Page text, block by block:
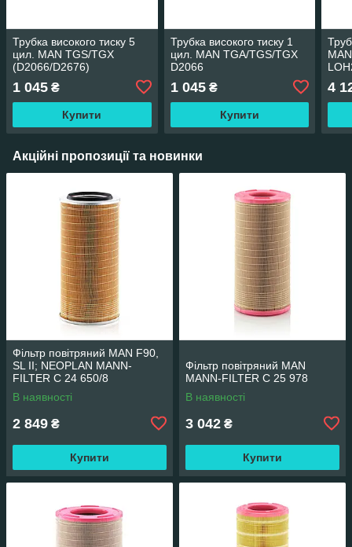
Трубка високого тиску 5
цил. MAN TGS/TGX
(D2066/D2676)
1 045 ₴
Купити
Трубка високого тиску 1
цил. MAN TGA/TGS/TGX
D2066
1 045₴
Купити
4
Акційні пропозиції та новинки
Фільтр повітряний MAN F90,
SL II; NEOPLAN MANN-
FILTER C 24 650/8
В наявності
2 849 ₴
Купити
Фільтр повітряний MAN
MANN-FILTER C 25 978
В наявності
3 042 ₴
Купити